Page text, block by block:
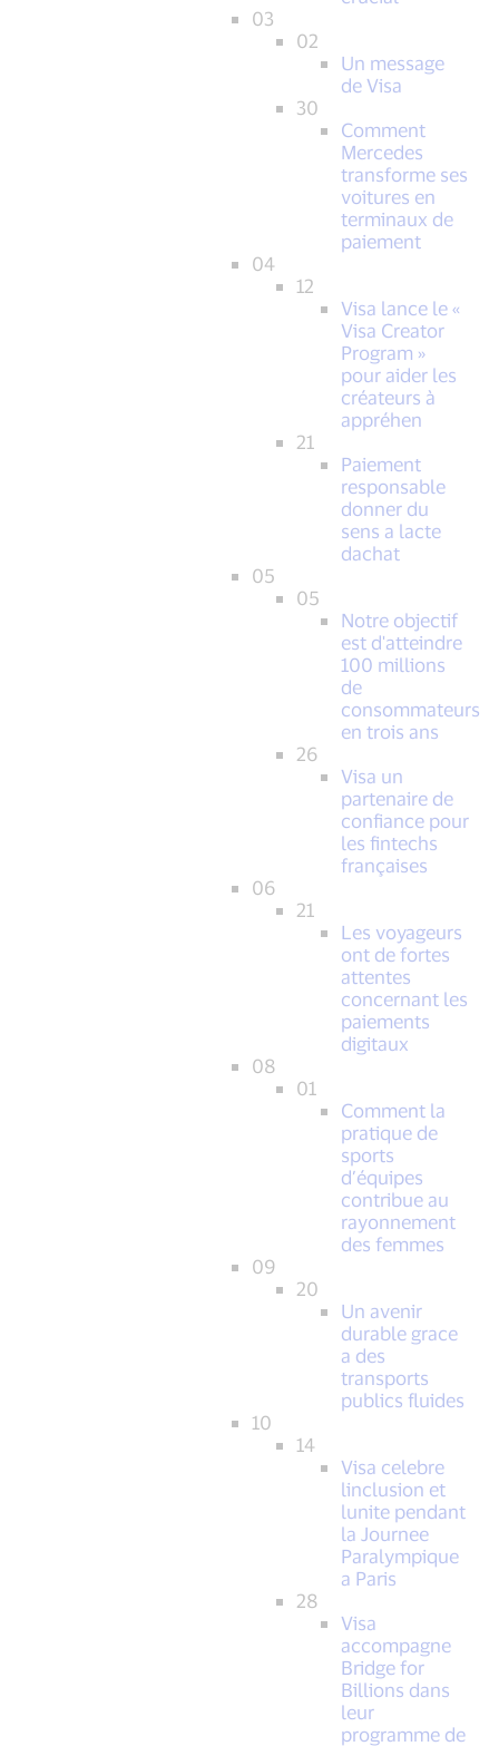
03
02
Un message
de Visa
30
Comment
Mercedes
transforme ses
voitures en
terminaux de
paiement
04
12
Visa lance le «
Visa Creator
Program »
pour aider les
créateurs à
appréhen
21
Paiement
responsable
donner du
sens a lacte
dachat
05
05
Notre objectif
est d'atteindre
100 millions
de
consommateurs
en trois ans
26
Visa un
partenaire de
confiance pour
les fintechs
françaises
06
21
Les voyageurs
ont de fortes
attentes
concernant les
paiements
digitaux
08
01
Comment la
pratique de
sports
d’équipes
contribue au
rayonnement
des femmes
09
20
Un avenir
durable grace
a des
transports
publics fluides
10
14
Visa celebre
linclusion et
lunite pendant
la Journee
Paralympique
a Paris
28
Visa
accompagne
Bridge for
Billions dans
leur
programme de